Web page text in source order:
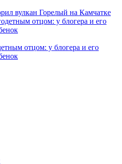
вулкан Горелый на Камчатке
отцом: у блогера и его